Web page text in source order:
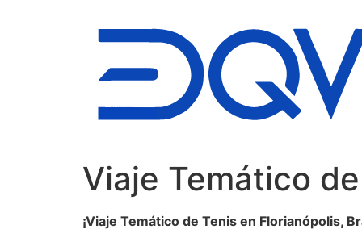
Viaje Temático
¡Viaje Temático de Tenis en Florianópolis,